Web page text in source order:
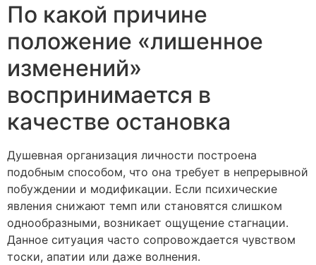
По какой причине
положение «лишенное
изменений»
воспринимается в
качестве остановка
Душевная организация личности построена
подобным способом, что она требует в непрерывной
побуждении и модификации. Если психические
явления снижают темп или становятся слишком
однообразными, возникает ощущение стагнации.
Данное ситуация часто сопровождается чувством
тоски, апатии или даже волнения.